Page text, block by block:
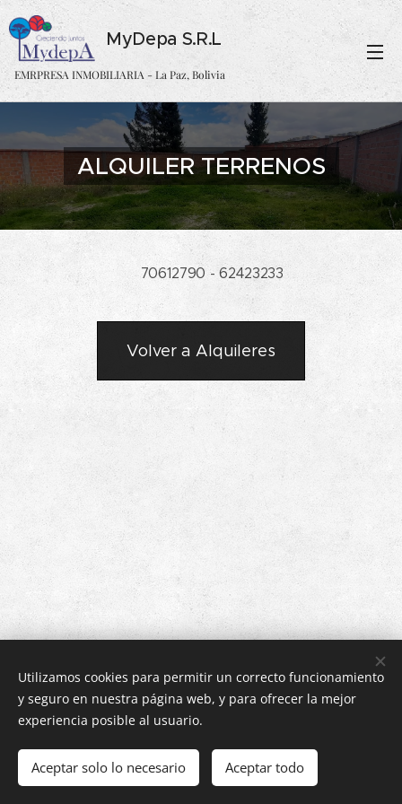
MyDepa S.R.L
EMRPRESA INMOBILIARIA - La Paz, Bolivia
ALQUILER TERRENOS
☎ 70612790 - 62423233
Volver a Alquileres
Inmobiliaria MYDEPA.SRL - C.25 de Calacoto - La Paz, Bolivia
Creado conWebnode Cookies
Utilizamos cookies para permitir un correcto funcionamiento
y seguro en nuestra página web, y para ofrecer la mejor
experiencia posible al usuario.
Aceptar solo lo necesario Aceptar todo